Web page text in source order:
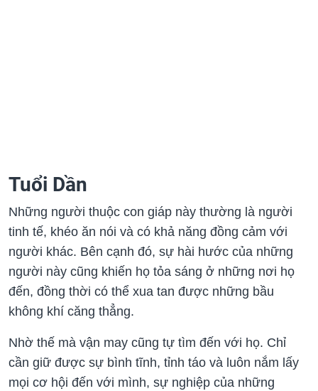
Tuổi Dần
Những người thuộc con giáp này thường là người
tinh tế, khéo ăn nói và có khả năng đồng cảm với
người khác. Bên cạnh đó, sự hài hước của những
người này cũng khiến họ tỏa sáng ở những nơi họ
đến, đồng thời có thể xua tan được những bầu
không khí căng thẳng.
Nhờ thế mà vận may cũng tự tìm đến với họ. Chỉ
cần giữ được sự bình tĩnh, tỉnh táo và luôn nắm lấy
mọi cơ hội đến với mình, sự nghiệp của những